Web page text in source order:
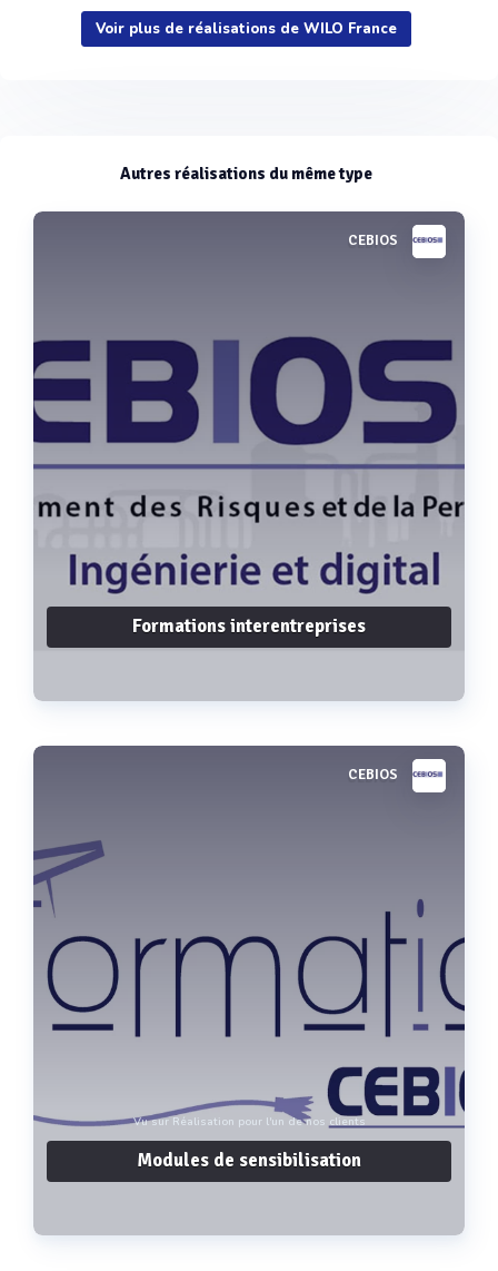
Voir plus
Voir plus de réalisations de WILO France
Autres réalisations du même type
CEBIOS
Formations interentreprises
CEBIOS
Vu sur Réalisation pour l'un de nos clients
Modules de sensibilisation